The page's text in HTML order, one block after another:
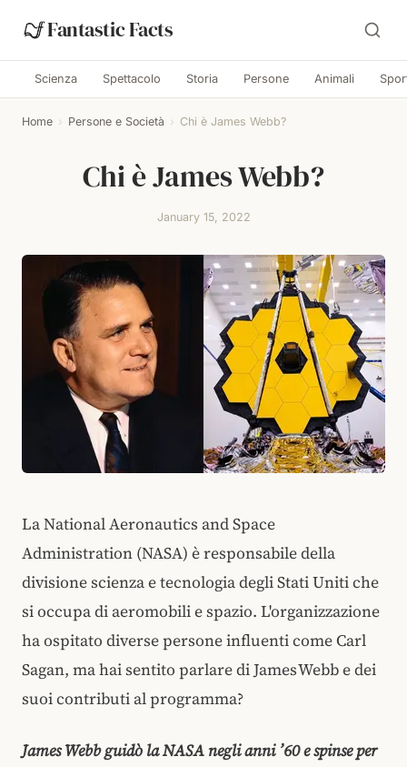
Fantastic Facts
Scienza Spettacolo Storia Persone Animali
Home › Persone e Società › Chi è James Webb?
Chi è James Webb?
January 15, 2022
La National Aeronautics and Space
Administration (NASA) è responsabile della
divisione scienza e tecnologia degli Stati Uniti che
si occupa di aeromobili e spazio. L'organizzazione
ha ospitato diverse persone influenti come Carl
Sagan, ma hai sentito parlare di James Webb e dei
suoi contributi al programma?
James Webb guidò la NASA negli anni ’60 e spinse per